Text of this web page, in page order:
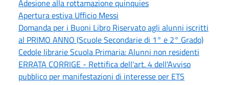
Adesione alla rottamazione quinquies
Apertura estiva Ufficio Messi
Domanda per i Buoni Libro Riservato agli alunni iscritti
al PRIMO ANNO (Scuole Secondarie di 1° e 2° Grado)
Cedole librarie Scuola Primaria: Alunni non residenti
ERRATA CORRIGE - Rettifica dell'art. 4 dell'Avviso
pubblico per manifestazioni di interesse per ETS